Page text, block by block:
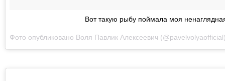
Вот такую рыбу поймала моя
Фото опубликовано Воля Павлик Алексеевич